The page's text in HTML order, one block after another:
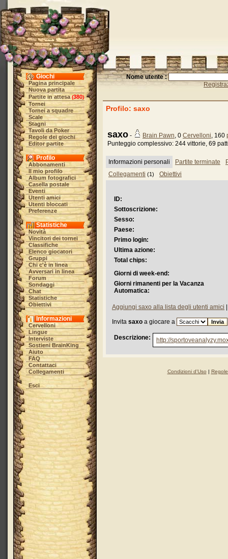
Giochi
Pagina principale
Nuova partita
Partite in attesa (380)
Tornei
Tornei a squadre
Scale
Stagni
Tavoli da Poker
Regole dei giochi
Editor partite
Profilo
Abbonamenti
Il mio profilo
Album fotografici
Casella postale
Eventi
Utenti amici
Utenti bloccati
Preferenze
Statistiche
Novità
Vincitori dei tornei
Classifiche
Elenco giocatori
Gruppi
Chi c'è in linea
Avversari in linea
Forum
Sondaggi
Chat
Statistiche
Obiettivi
Informazioni
Cervelloni
Lingue
Interviste
Sostieni BrainKing
Aiuto
FAQ
Contattaci
Collegamenti
Esci
Nome utente :
Profilo: saxo
saxo - Brain Pawn, 0 Cervelloni, 160
Punteggio complessivo: 244 vittorie, 69
Informazioni personali Partite terminate
Collegamenti (1) Obiettivi
ID:
Sottoscrizione:
Sesso:
Paese:
Primo login:
Ultima azione:
Total chips:
Giorni di week-end:
Giorni rimanenti per la Vacanza
Automatica:
Aggiungi saxo alla lista degli utenti amici
Invita saxo a giocare a
Descrizione: http://
Condizioni d'Uso |